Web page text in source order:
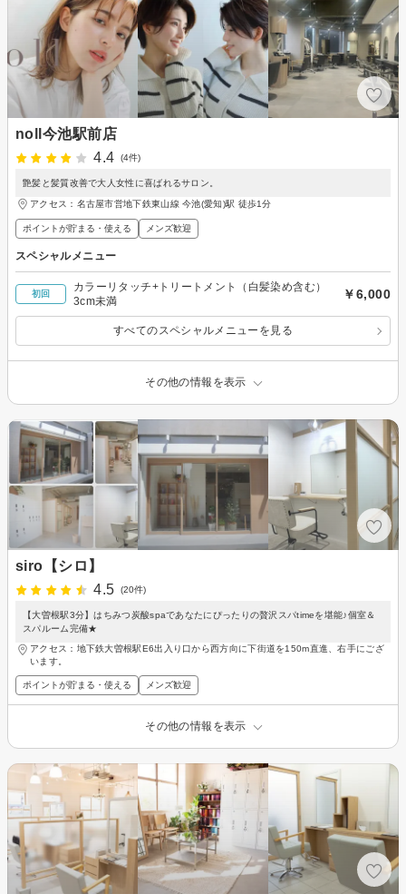
noll今池駅前店
4.4
(4件)
艶髪と髪質改善で大人女性に喜ばれるサロン。
アクセス：名古屋市営地下鉄東山線 今池(愛知)駅 徒歩1分
ポイントが貯まる・使える メンズ歓迎
スペシャルメニュー
初回
カラーリタッチ+トリートメント（白髪染め含む）
3cm未満
￥6,000
すべてのスペシャルメニューを見る
その他の情報を表示
siro【シロ】
4.5
(20件)
【大曽根駅3分】はちみつ炭酸spaであなたにぴったりの贅沢スパtimeを堪能♪個室＆
スパルーム完備★
アクセス：地下鉄大曽根駅E6出入り口から西方向に下街道を150m直進、右手にござ
います。
ポイントが貯まる・使える メンズ歓迎
その他の情報を表示